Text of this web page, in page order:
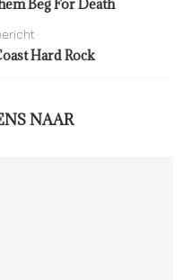
Beg For Death
Hard Rock
NAAR